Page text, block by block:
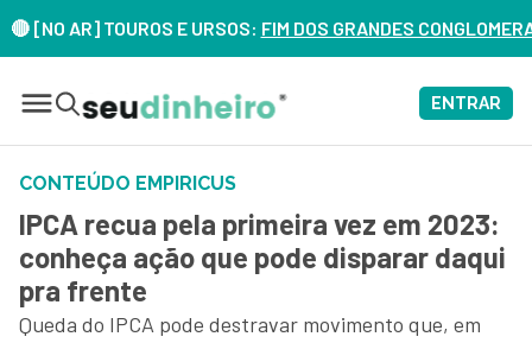
AR] TOUROS E URSOS:FIM DOS GRANDES
ENTRAR
CONTEÚDO EMPIRICUS
IPCA recua pela primeira vez em 2023:
conheça ação que pode disparar daqui
pra frente
Queda do IPCA pode destravar movimento que, em